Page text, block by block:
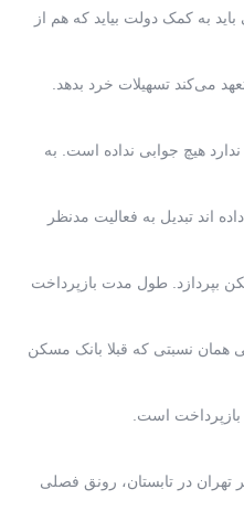
به کمک دولت بیاید که هم از
می‌کند تسهیلات خرد بدهد.
هیچ جوابی نداده است. به
اند تبدیل به فعالیت مدنظر
بپردازد. طول مدت بازپرداخت
باشد. یعنی همان نسبتی که قبلا بانک مسکن
است.
در تابستان، رونق فصلی